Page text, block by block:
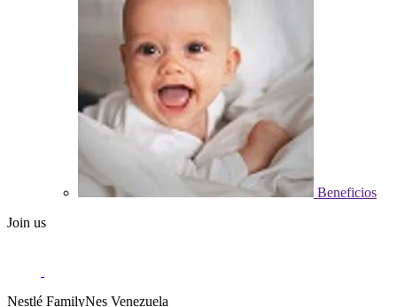
Beneficios
Join us
Nestlé FamilyNes Venezuela